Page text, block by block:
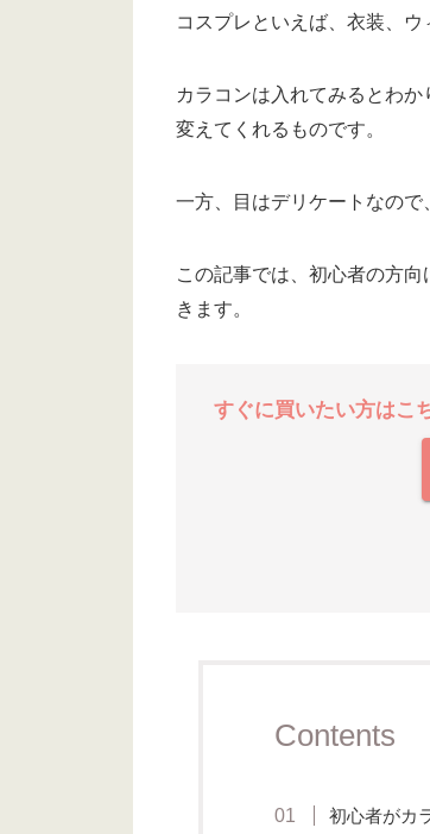
コスプレといえば、衣装、
カラコンは入れてみるとわ
変えてくれるものです。
一方、目はデリケートなので
この記事では、初心者の方
きます。
すぐに買いたい方はこ
Contents
初心者がカ